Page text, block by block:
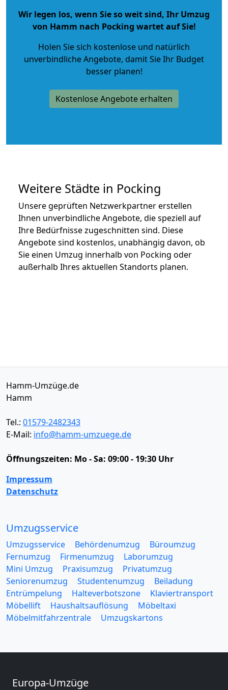
Wir legen los, wenn Sie so weit sind, Ihr Umzug
von Hamm nach Pocking wartet auf Sie!
Holen Sie sich kostenlose und natürlich
unverbindliche Angebote, damit Sie Ihr Budget
besser planen!
Kostenlose Angebote erhalten
Weitere Städte in Pocking
Unsere geprüften Netzwerkpartner erstellen
Ihnen unverbindliche Angebote, die speziell auf
Ihre Bedürfnisse zugeschnitten sind. Diese
Angebote sind kostenlos, unabhängig davon, ob
Sie einen Umzug innerhalb von Pocking oder
außerhalb Ihres aktuellen Standorts planen.
Hamm-Umzüge.de
Hamm
Tel.: 01579-2482343
E-Mail: info@hamm-umzuege.de
Öffnungszeiten: Mo - Sa: 09:00 - 19:30 Uhr
Impressum
Datenschutz
Umzugsservice
Umzugsservice Behördenumzug
Büroumzug
Fernumzug
Firmenumzug
Laborumzug
Mini Umzug
Praxisumzug
Privatumzug
Seniorenumzug
Studentenumzug
Beiladung
Entrümpelung
Halteverbotszone
Klaviertransport
Möbellift
Haushaltsauflösung
Möbeltaxi
Möbelmitfahrzentrale
Umzugskartons
Europa-Umzüge